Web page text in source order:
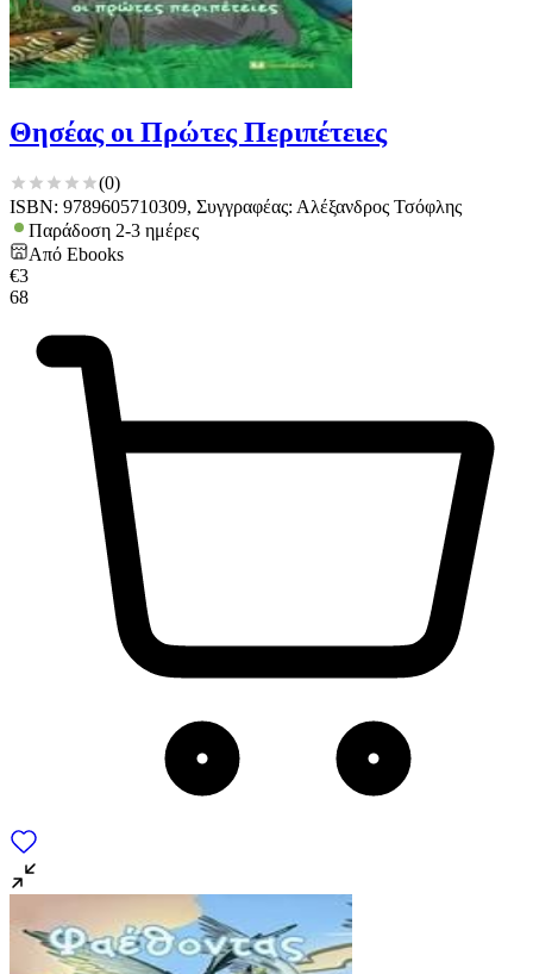
Θησέας οι Πρώτες Περιπέτειες
(0)
ISBN: 9789605710309, Συγγραφέας: Αλέξανδρος Τσόφλης
Παράδοση 2-3 ημέρες
Από Ebooks
€3
68